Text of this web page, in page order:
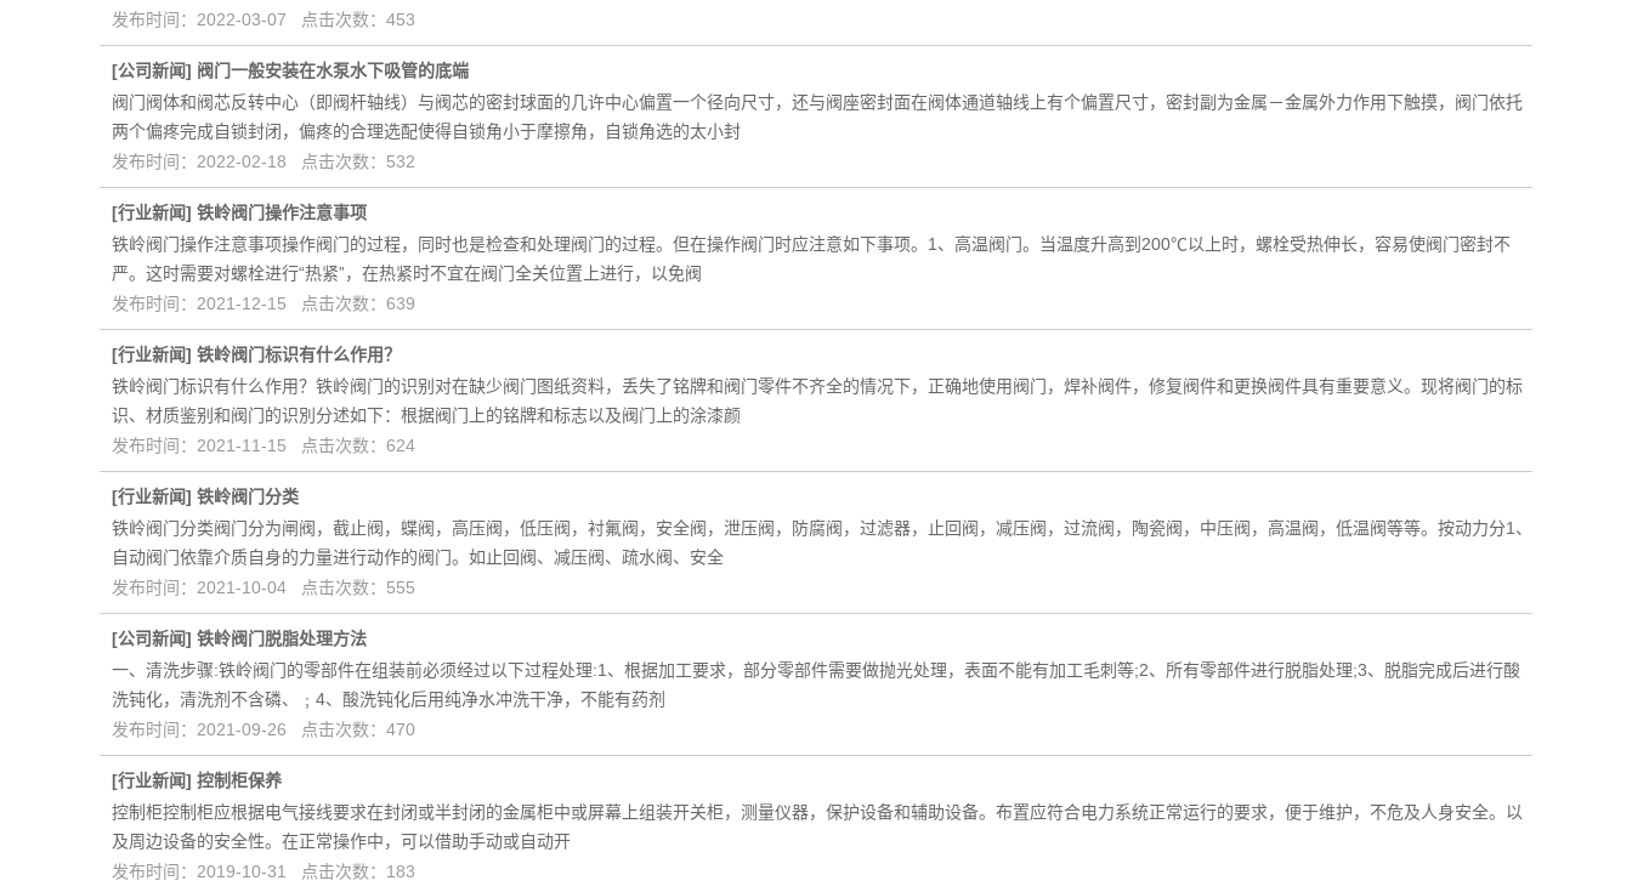
发布时间：2022-03-07 点击次数：453
[公司新闻] 阀门一般安装在水泵水下吸管的底端
阀门阀体和阀芯反转中心（即阀杆轴线）与阀芯的密封球面的几许中心偏置一个径向尺寸，还与阀座密封面在阀体通道轴线上有个偏置尺寸，密封副为金属－金属外力作用下触摸，阀门依托
两个偏疼完成自锁封闭，偏疼的合理选配使得自锁角小于摩擦角，自锁角选的太小封
发布时间：2022-02-18 点击次数：532
[行业新闻] 铁岭阀门操作注意事项
铁岭阀门操作注意事项操作阀门的过程，同时也是检查和处理阀门的过程。但在操作阀门时应注意如下事项。1、高温阀门。当温度升高到200℃以上时，螺栓受热伸长，容易使阀门密封不
严。这时需要对螺栓进行“热紧”，在热紧时不宜在阀门全关位置上进行，以免阀
发布时间：2021-12-15 点击次数：639
[行业新闻] 铁岭阀门标识有什么作用？
铁岭阀门标识有什么作用？铁岭阀门的识别对在缺少阀门图纸资料，丢失了铭牌和阀门零件不齐全的情况下，正确地使用阀门，焊补阀件，修复阀件和更换阀件具有重要意义。现将阀门的标
识、材质鉴别和阀门的识別分述如下：根据阀门上的铭牌和标志以及阀门上的涂漆颜
发布时间：2021-11-15 点击次数：624
[行业新闻] 铁岭阀门分类
铁岭阀门分类阀门分为闸阀，截止阀，蝶阀，高压阀，低压阀，衬氟阀，安全阀，泄压阀，防腐阀，过滤器，止回阀，减压阀，过流阀，陶瓷阀，中压阀，高温阀，低温阀等等。按动力分1、
自动阀门依靠介质自身的力量进行动作的阀门。如止回阀、减压阀、疏水阀、安全
发布时间：2021-10-04 点击次数：555
[公司新闻] 铁岭阀门脱脂处理方法
一、清洗步骤:铁岭阀门的零部件在组装前必须经过以下过程处理:1、根据加工要求，部分零部件需要做抛光处理，表面不能有加工毛刺等;2、所有零部件进行脱脂处理;3、脱脂完成后进行酸
洗钝化，清洗剂不含磷、﹔4、酸洗钝化后用纯净水冲洗干净，不能有药剂
发布时间：2021-09-26 点击次数：470
[行业新闻] 控制柜​保养
控制柜控制柜应根据电气接线要求在封闭或半封闭的金属柜中或屏幕上组装开关柜，测量仪器，保护设备和辅助设备。布置应符合电力系统正常运行的要求，便于维护，不危及人身安全。以
及周边设备的安全性。在正常操作中，可以借助手动或自动开
发布时间：2019-10-31 点击次数：183